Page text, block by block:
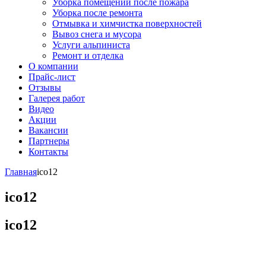
Уборка помещений после пожара
Уборка после ремонта
Отмывка и химчистка поверхностей
Вывоз снега и мусора
Услуги альпиниста
Ремонт и отделка
О компании
Прайс-лист
Отзывы
Галерея работ
Видео
Акции
Вакансии
Партнеры
Контакты
Главнаяico12
ico12
ico12